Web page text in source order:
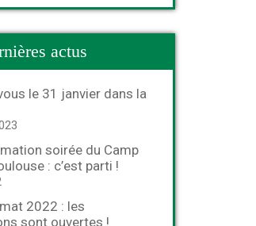
actus
le 31 janvier dans la
soirée du Camp
: c’est parti !
2022 : les
sont ouvertes !